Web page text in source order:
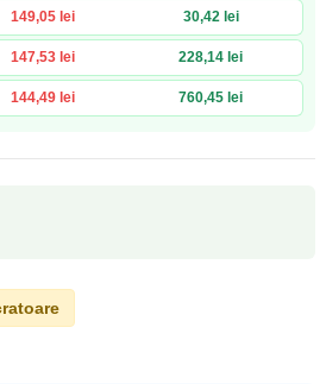
149,05 lei 30,42 lei
147,53 lei 228,14 lei
144,49 lei 760,45 lei